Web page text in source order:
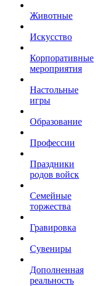
Животные
Искусство
Корпоративные
мероприятия
Настольные
игры
Образование
Профессии
Праздники
родов войск
Семейные
торжества
Гравировка
Сувениры
Дополненная
реальность